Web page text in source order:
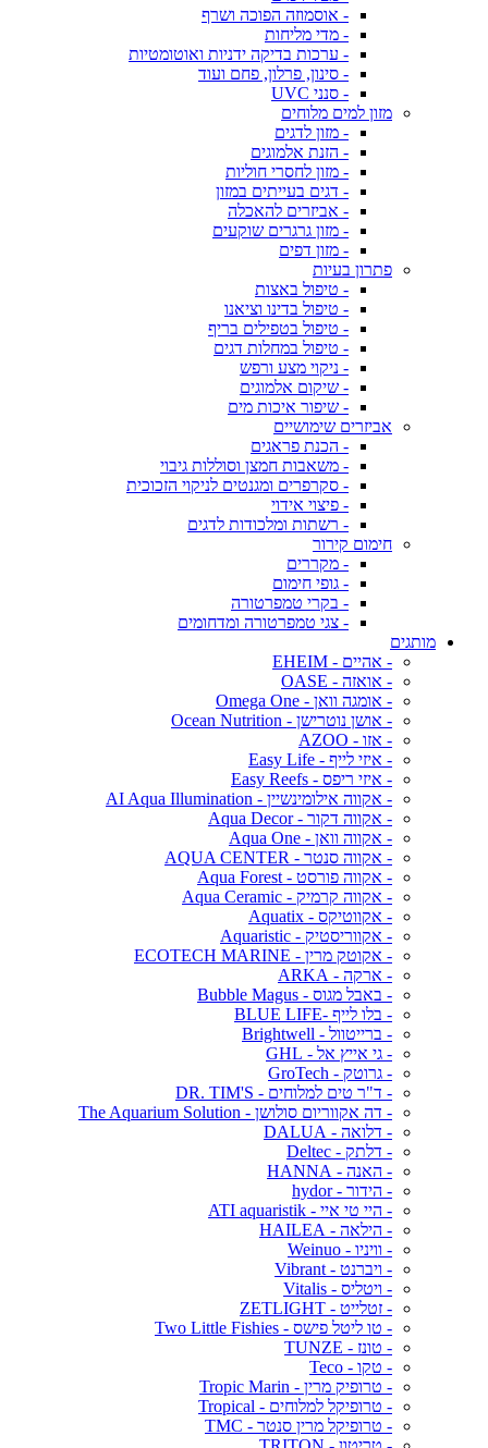
- אוסמוזה הפוכה ושרף
- מדי מליחות
- ערכות בדיקה ידניות ואוטומטיות
- סינון, פרלון, פחם ועוד
- סנני UVC
מזון למים מלוחים
- מזון לדגים
- הזנת אלמוגים
- מזון לחסרי חוליות
- דגים בעייתים במזון
- אביזרים להאכלה
- מזון גרגרים שוקעים
- מזון דפים
פתרון בעיות
- טיפול באצות
- טיפול בדינו וציאנו
- טיפול בטפילים בריף
- טיפול במחלות דגים
- ניקוי מצע ורפש
- שיקום אלמוגים
- שיפור איכות מים
אביזרים שימושיים
- הכנת פראגים
- משאבות חמצן וסוללות גיבוי
- סקרפרים ומגנטים לניקוי הזכוכית
- פיצוי אידוי
- רשתות ומלכודות לדגים
חימום קירור
- מקררים
- גופי חימום
- בקרי טמפרטורה
- צגי טמפרטורה ומדחומים
מותגים
- אהיים - EHEIM
- אואזה - OASE
- אומגה וואן - Omega One
- אושן נוטרישן - Ocean Nutrition
- אזו - AZOO
- איזי לייף - Easy Life
- איזי ריפס - Easy Reefs
- אקווה אילומינשיין - AI Aqua Illumination
- אקווה דקור - Aqua Decor
- אקווה וואן - Aqua One
- אקווה סנטר - AQUA CENTER
- אקווה פורסט - Aqua Forest
- אקווה קרמיק - Aqua Ceramic
- אקווטיקס - Aquatix
- אקווריסטיק - Aquaristic
- אקוטק מרין - ECOTECH MARINE
- ארקה - ARKA
- באבל מגוס - Bubble Magus
- בלו לייף -BLUE LIFE
- ברייטוול - Brightwell
- גי אייץ אל - GHL
- גרוטק - GroTech
- ד"ר טים למלוחים - DR. TIM'S
- דה אקווריום סולושן - The Aquarium Solution
- דלואה - DALUA
- דלתק - Deltec
- האנה - HANNA
- הידור - hydor
- היי טי איי - ATI aquaristik
- הילאה - HAILEA
- וויניו - Weinuo
- ויברנט - Vibrant
- ויטליס - Vitalis
- זטלייט - ZETLIGHT
- טו ליטל פישס - Two Little Fishies
- טונז - TUNZE
- טקו - Teco
- טרופיק מרין - Tropic Marin
- טרופיקל למלוחים - Tropical
- טרופיקל מרין סנטר - TMC